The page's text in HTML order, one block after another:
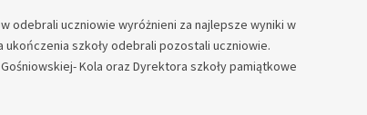
odebrali uczniowie wyróżnieni za najlepsze wyniki w
szkoły odebrali pozostali uczniowie.
Kola oraz Dyrektora szkoły pamiątkowe